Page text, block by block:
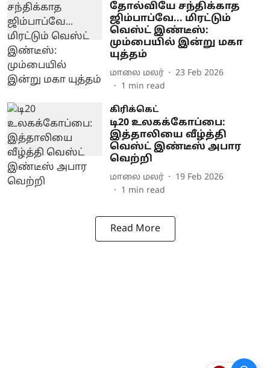
தோல்வியே சந்திக்காத
ஜிம்பாப்வே... மிரட்டும்
வெஸ்ட் இண்டீஸ்:
மும்பையில் இன்று மகா
யுத்தம்
மாலை மலர்
23 Feb 2026
1 min read
கிரிக்கெட்
டி20 உலகக்கோப்பை:
இத்தாலியை வீழ்த்தி
வெஸ்ட் இண்டீஸ் அபார
வெற்றி
மாலை மலர்
19 Feb 2026
1 min read
Read More